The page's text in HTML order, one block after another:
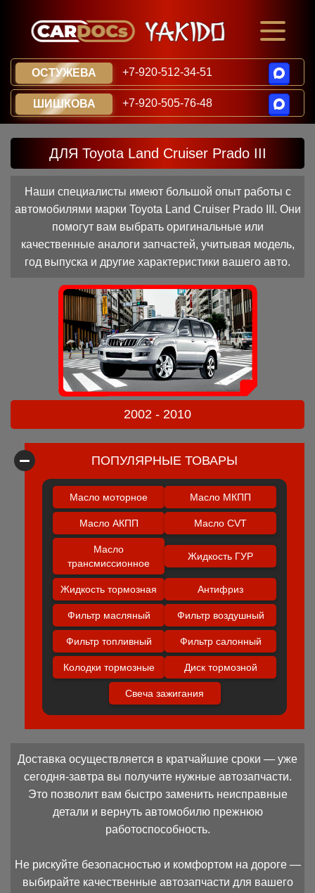
ОСТУЖЕВА +7-920-512-34-51
ШИШКОВА +7-920-505-76-48
ДЛЯ Toyota Land Cruiser Prado III
Наши специалисты имеют большой опыт работы с
автомобилями марки Toyota Land Cruiser Prado III. Они
помогут вам выбрать оригинальные или
качественные аналоги запчастей, учитывая модель,
год выпуска и другие характеристики вашего авто.
2002 - 2010
ПОПУЛЯРНЫЕ ТОВАРЫ
Масло моторное Масло МКПП
Масло АКПП Масло CVT
Масло
трансмиссионное
Жидкость ГУР
Жидкость тормозная Антифриз
Фильтр масляный Фильтр воздушный
Фильтр топливный Фильтр салонный
Колодки тормозные Диск тормозной
Свеча зажигания
Доставка осуществляется в кратчайшие сроки — уже
сегодня-завтра вы получите нужные автозапчасти.
Это позволит вам быстро заменить неисправные
детали и вернуть автомобилю прежнюю
работоспособность.
Не рискуйте безопасностью и комфортом на дороге —
выбирайте качественные автозапчасти для вашего